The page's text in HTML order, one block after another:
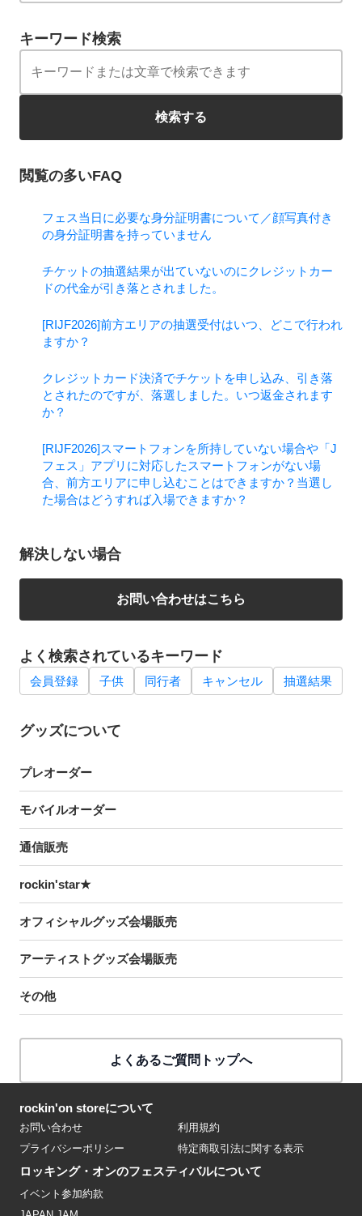
キーワード検索
検索する
閲覧の多いFAQ
フェス当日に必要な身分証明書について／顔写真付き
の身分証明書を持っていません
チケットの抽選結果が出ていないのにクレジットカー
ドの代金が引き落とされました。
[RIJF2026]前方エリアの抽選受付はいつ、どこで行われ
ますか？
クレジットカード決済でチケットを申し込み、引き落
とされたのですが、落選しました。いつ返金されます
か？
[RIJF2026]スマートフォンを所持していない場合や「J
フェス」アプリに対応したスマートフォンがない場
合、前方エリアに申し込むことはできますか？当選し
た場合はどうすれば入場できますか？
解決しない場合
お問い合わせはこちら
よく検索されているキーワード
会員登録 子供 同行者 キャンセル 抽選結果
グッズについて
プレオーダー
モバイルオーダー
通信販売
rockin'star★
オフィシャルグッズ会場販売
アーティストグッズ会場販売
その他
よくあるご質問トップへ
rockin'on storeについて
お問い合わせ
利用規約
プライバシーポリシー
特定商取引法に関する表示
ロッキング・オンのフェスティバルについて
イベント参加約款